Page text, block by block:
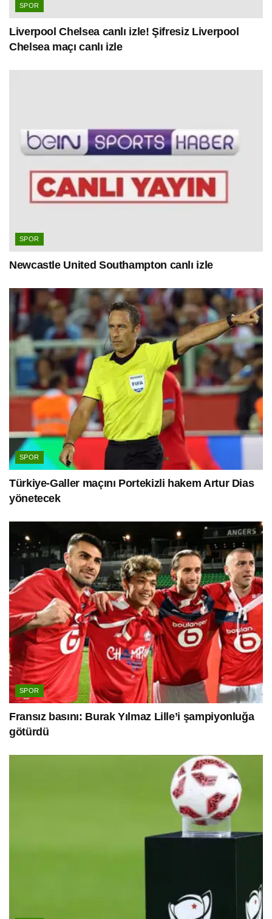
SPOR
Liverpool Chelsea canlı izle! Şifresiz Liverpool
Chelsea maçı canlı izle
SPOR
Newcastle United Southampton canlı izle
SPOR
Türkiye-Galler maçını Portekizli hakem Artur Dias
yönetecek
SPOR
Fransız basını: Burak Yılmaz Lille’i şampiyonluğa
götürdü